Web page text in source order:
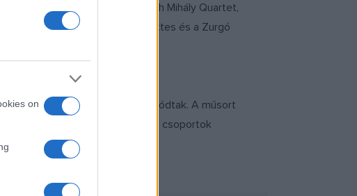
on
Jánoska, Tímár Viktor, Dresch Mihály Quartet,
Együttes, Válaszút Táncegyüttes és a Zurgó
és más programok kapcsolódtak. A műsort
és gyimesi hagyományőrző csoportok